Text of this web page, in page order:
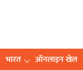
भारत ऑनलाइन खेल